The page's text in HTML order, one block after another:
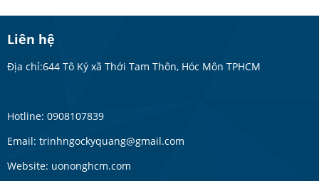
Liên hệ
Địa chỉ:644 Tô Ký xã Thới Tam Thôn, Hóc Môn TPHCM
Hotline: 0908107839
Email: trinhngockyquang@gmail.com
Website: uononghcm.com